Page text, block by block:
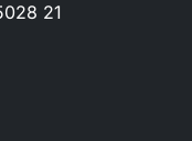
21